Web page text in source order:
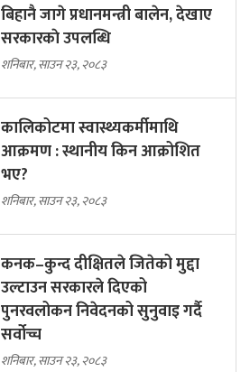
बिहानै जागे प्रधानमन्त्री बालेन, देखाए
सरकारकाे उपलब्धि
शनिबार, साउन २३, २०८३
कालिकोटमा स्वास्थ्यकर्मीमाथि
आक्रमण : स्थानीय किन आक्रोशित
भए?
शनिबार, साउन २३, २०८३
कनक–कुन्द दीक्षितले जितेको मुद्दा
उल्टाउन सरकारले दिएको
पुनरवलोकन निवेदनको सुनुवाइ गर्दै
सर्वोच्च
शनिबार, साउन २३, २०८३